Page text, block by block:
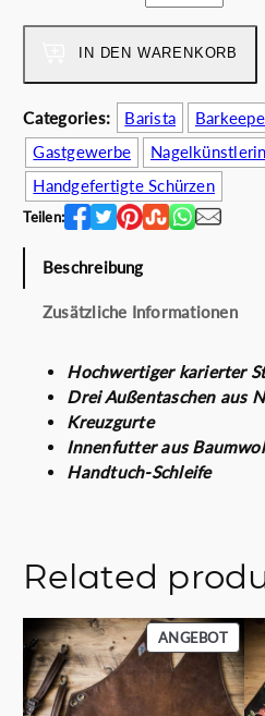
P
r
s
w
a
r
:
2
€
i
s
:
6
3
.
0
0
e
c
l
a
s
s
i
c
o
M
g
e
IN DEN WARENKORB
Categories: Barista
Gastgewerbe
Nagelkünstlerin
Handgefertigte Schürzen
Teilen:
Beschreibung
Zusätzliche Informationen
Hochwertiger karierter
Drei Außentaschen aus
Kreuzgurte
Innenfutter aus
Handtuch-Schleife
Related
ANGEBOT
IM